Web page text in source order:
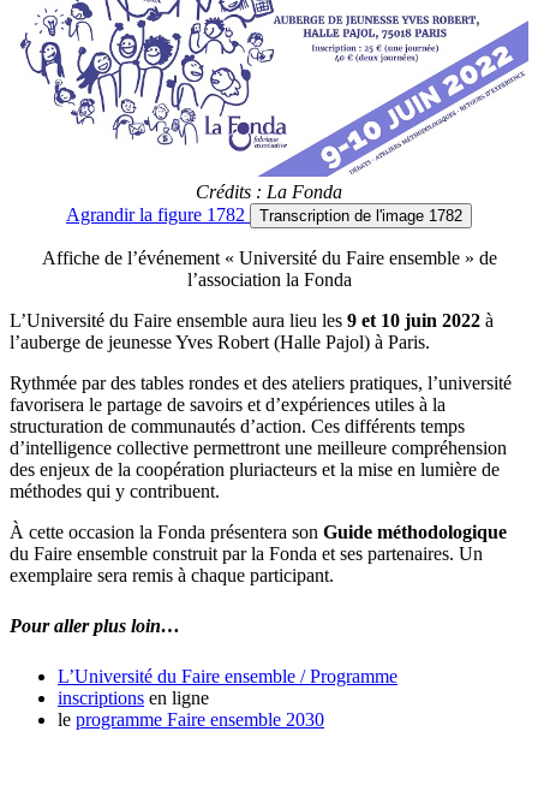
Crédits : La Fonda
Agrandirla figure 1782 Transcription de l'image 1782
Affiche de l’événement « Université du Faire ensemble » de
l’association la Fonda
L’Université du Faire ensemble aura lieu les 9 et 10 juin 2022 à
l’auberge de jeunesse Yves Robert (Halle Pajol) à Paris.
Rythmée par des tables rondes et des ateliers pratiques, l’université
favorisera le partage de savoirs et d’expériences utiles à la
structuration de communautés d’action. Ces différents temps
d’intelligence collective permettront une meilleure compréhension
des enjeux de la coopération pluriacteurs et la mise en lumière de
méthodes qui y contribuent.
À cette occasion la Fonda présentera son Guide méthodologique
du Faire ensemble construit par la Fonda et ses partenaires. Un
exemplaire sera remis à chaque participant.
Pour aller plus loin…
L’Université du Faire ensemble / Programme
inscriptions en ligne
le programme Faire ensemble 2030